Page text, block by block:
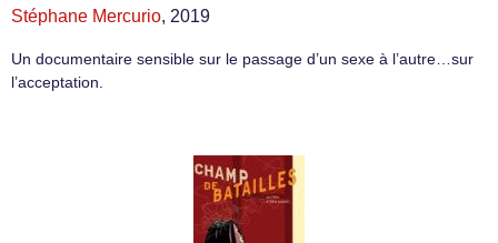
Stéphane Mercurio, 2019
Un documentaire sensible sur le passage d’un sexe à l’autre…sur
l’acceptation.